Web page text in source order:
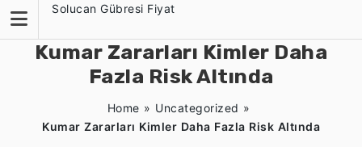
content
Solucan Gübresi Fiyat
Kumar Zararları Kimler Daha
Fazla Risk Altında
Home » Uncategorized »
Kumar Zararları Kimler Daha Fazla Risk Altında